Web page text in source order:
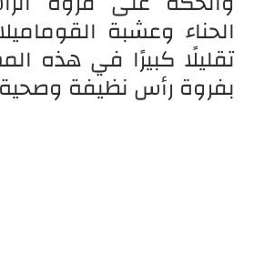
الحناء وعشبة
تقليلًا كبيرًا في هذه
بفروة رأس نظيفة